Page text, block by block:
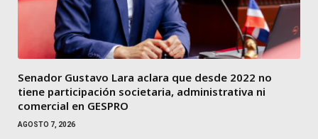
Senador Gustavo Lara aclara que desde 2022 no
tiene participación societaria, administrativa ni
comercial en GESPRO
AGOSTO 7, 2026